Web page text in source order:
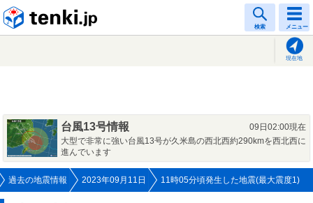
検索 メニュー
現在地
台風13号情報
09日02:00現在
大型で非常に強い台風13号が久米島の西北西約290kmを西北西に
進んでいます
過去の地震情報 2023年09月11日 11時05分頃発生した地震(最大震度1)